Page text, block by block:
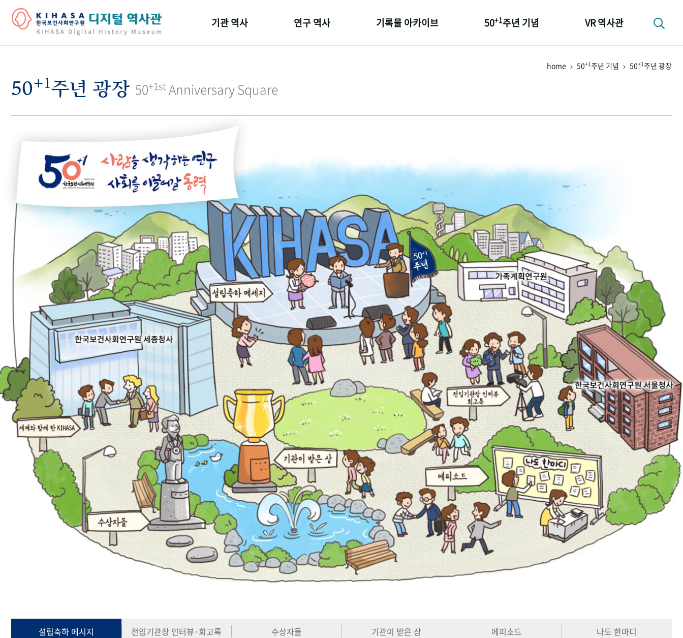
기관 역사
역대 기관장
연구 역사 기록물 아카이브 50+1주년 기념 VR 역사관
home 50+1주년 기념 50+1주년 광장
50+1주년 광장 50+1st Anniversary Square
설립축하 메시지 전임기관장 인터뷰·회고록 수상자들 기관이 받은 상 에피소드 나도 한마디